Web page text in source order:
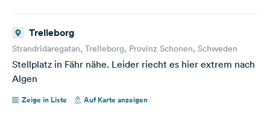
Trelleborg
Strandridaregatan, Trelleborg, Provinz Schonen, Schweden
Stellplatz in Fähr nähe. Leider riecht es hier extrem nach
Algen
Zeige in Liste Auf Karte anzeigen